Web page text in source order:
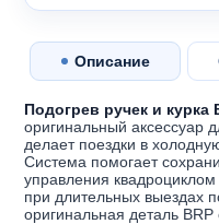
Описание
Подогрев ручек и курка
оригинальный аксессуар
делает поездки в
Система помогает
управления
при длительных выездах
оригинальная деталь